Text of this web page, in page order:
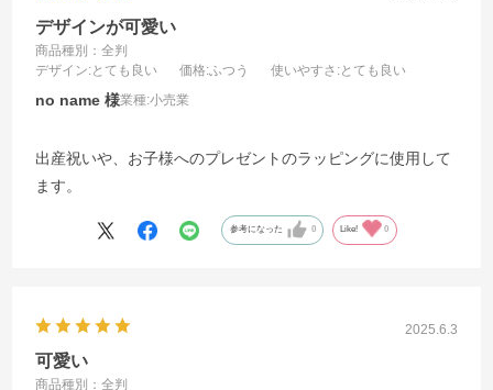
デザインが可愛い
商品種別：全判
デザイン:とても良い 価格:ふつう 使いやすさ :とても良い
no name 業種:小売業
出産祝いや、お子様へのプレゼントのラッピングに使用して
ます。
参考になった 0 Like! 0
2025.6.3
可愛い
商品種別：全判